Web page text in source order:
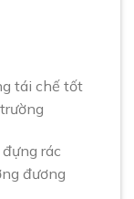
tái chế tốt
rác
đương